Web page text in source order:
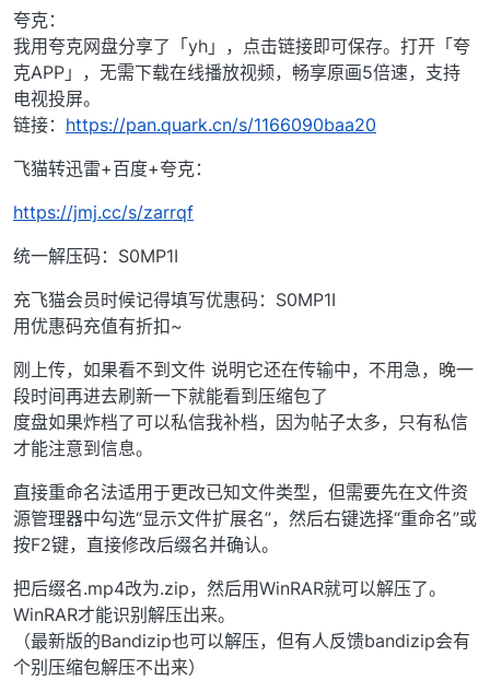
夸克：
我用夸克网盘分享了「yh」，点击链接即可保存。打开「夸
克APP」，无需下载在线播放视频，畅享原画5倍速，支持
电视投屏。
链接： https://pan.quark.cn/s/1166090baa20
飞猫转迅雷+百度+夸克：
https://jmj.cc/s/zarrqf
统一解压码：S0MP1I
充飞猫会员时候记得填写优惠码：S0MP1I
用优惠码充值有折扣~
刚上传，如果看不到文件 说明它还在传输中，不用急，晚一
段时间再进去刷新一下就能看到压缩包了
度盘如果炸档了可以私信我补档，因为帖子太多，只有私信
才能注意到信息。
直接重命名法适用于更改已知文件类型，但需要先在文件资
源管理器中勾选“显示文件扩展名”，然后右键选择“重命名”或
按F2键，直接修改后缀名并确认。
把后缀名.mp4改为.zip，然后用WinRAR就可以解压了。
WinRAR才能识别解压出来。
（最新版的Bandizip也可以解压，但有人反馈bandizip会有
个别压缩包解压不出来）